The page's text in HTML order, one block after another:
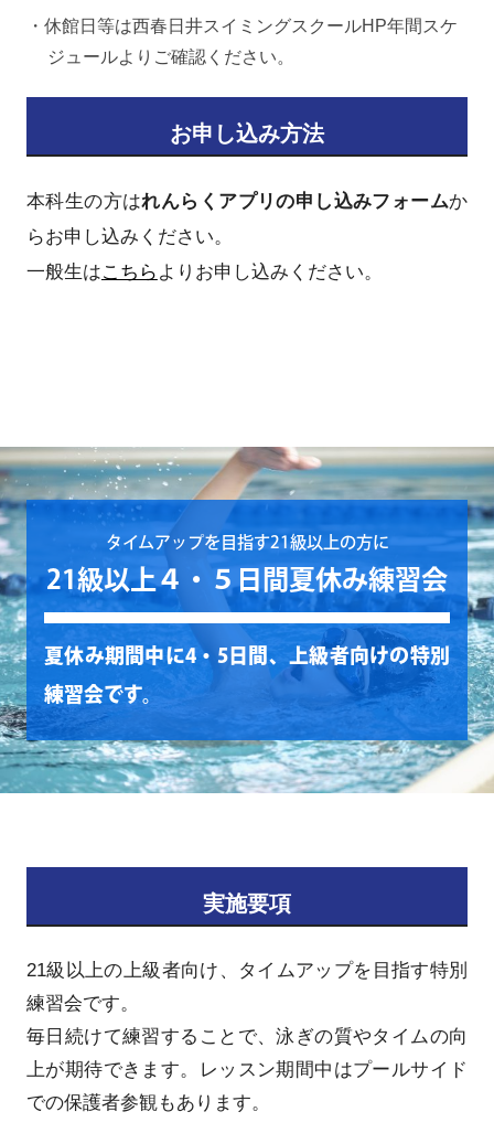
・休館日等は西春日井スイミングスクールHP年間スケ
ジュールよりご確認ください。
お申し込み方法
本科生の方はれんらくアプリの申し込みフォームか
らお申し込みください。
一般生はこちら よりお申し込みください。
タイムアップを目指す21級以上の方に
21級以上４・５日間夏休み練習会
夏休み期間中に4・5日間、上級者向けの特別
練習会です。
実施要項
21級以上の上級者向け、タイムアップを目指す特別
練習会です。
毎日続けて練習することで、泳ぎの質やタイムの向
上が期待できます。レッスン期間中はプールサイド
での保護者参観もあります。